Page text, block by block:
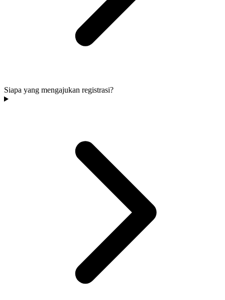
Siapa yang mengajukan registrasi?